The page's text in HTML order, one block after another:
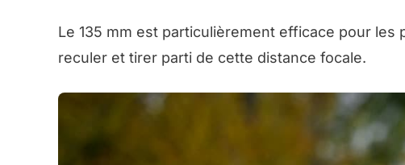
Le 135 mm est particulièrement efficace pour
reculer et tirer parti de cette distance focale.